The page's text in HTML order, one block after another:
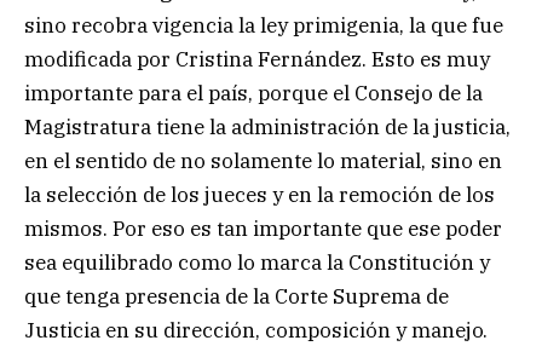
sino recobra vigencia la ley primigenia, la que fue
modificada por Cristina Fernández. Esto es muy
importante para el país, porque el Consejo de la
Magistratura tiene la administración de la justicia,
en el sentido de no solamente lo material, sino en
la selección de los jueces y en la remoción de los
mismos. Por eso es tan importante que ese poder
sea equilibrado como lo marca la Constitución y
que tenga presencia de la Corte Suprema de
Justicia en su dirección, composición y manejo.